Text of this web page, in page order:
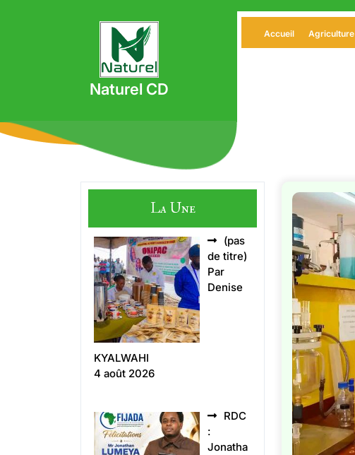
Naturel CD
Accueil Agriculture
La Une
(pas
de titre)
Par
Denise
KYALWAHI
4 août 2026
RDC
:
Jonatha